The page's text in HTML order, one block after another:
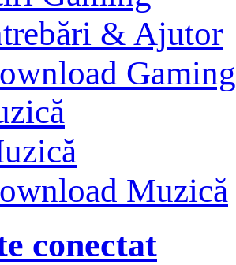
& Ajutor
Gaming
Muzică
conectat